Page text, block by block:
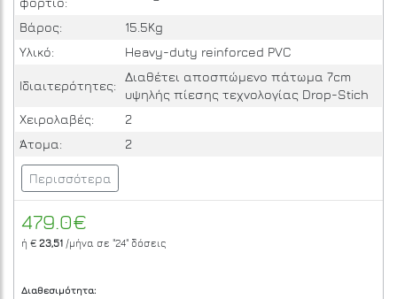
Βάρος:
15.5Kg
Υλικό:
Heavy-duty reinforced PVC
Ιδιαιτερότητες:
Διαθέτει αποσπώμενο πάτωμα 7cm
υψηλής πίεσης τεχνολογίας Drop-Stich
Χειρολαβές:
2
Άτομα:
2
Περισσότερα
479.0€
ή € 23,51 /μήνα σε "24" δόσεις
Διαθεσιμότητα: